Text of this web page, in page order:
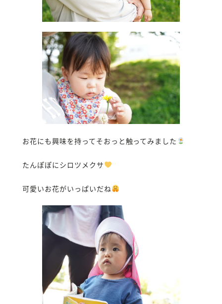
お花にも興味を持ってそおっと触ってみました
たんぽぽにシロツメクサ
可愛いお花がいっぱいだね